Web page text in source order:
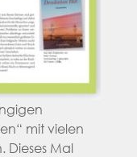
mit vielen
Dieses Mal